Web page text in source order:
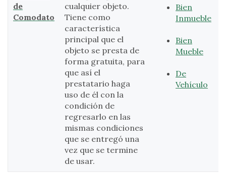
de
Comodato
cualquier objeto.
Tiene como
característica
principal que el
objeto se presta de
forma gratuita, para
que así el
prestatario haga
uso de él con la
condición de
regresarlo en las
mismas condiciones
que se entregó una
vez que se termine
de usar.
Bien
Inmueble
Bien
Mueble
De
Vehículo